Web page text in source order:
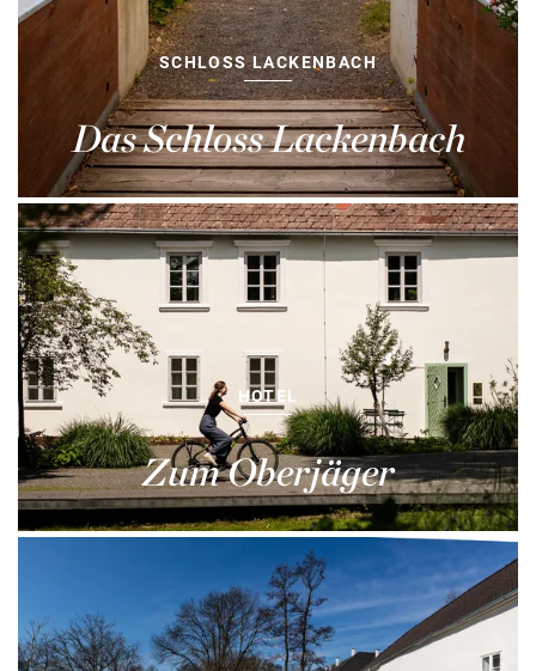
SCHLOSS LACKENBACH
Das Schloss Lackenbach
HOTEL
Zum Oberjäger